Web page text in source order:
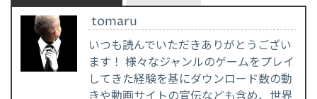
tomaru
いつも読んでいただきありがとうござい
ます！ 様々なジャンルのゲームをプレイ
してきた経験を基にダウンロード数の動